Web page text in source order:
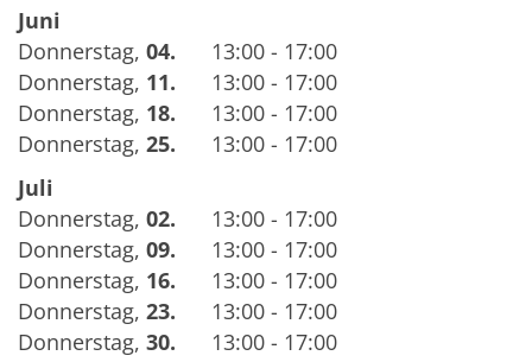
Juni
Donnerstag, 04.
13:00 - 17:00
Donnerstag, 11.
13:00 - 17:00
Donnerstag, 18.
13:00 - 17:00
Donnerstag, 25.
13:00 - 17:00
Juli
Donnerstag, 02.
13:00 - 17:00
Donnerstag, 09.
13:00 - 17:00
Donnerstag, 16.
13:00 - 17:00
Donnerstag, 23.
13:00 - 17:00
Donnerstag, 30.
13:00 - 17:00